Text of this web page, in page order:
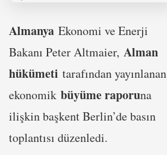
Almanya Ekonomi ve Enerji
Bakanı Peter Altmaier, Alman
hükümeti tarafından yayınlanan
ekonomik büyüme raporuna
ilişkin başkent Berlin’de basın
toplantısı düzenledi.